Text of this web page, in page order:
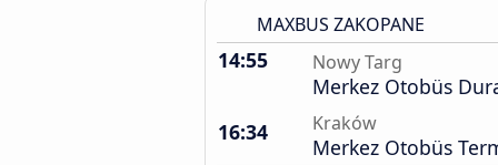
MAXBUS ZAKOPANE
14:55 Nowy Targ
Merkez Otobüs
16:34
Kraków
Merkez Otobüs